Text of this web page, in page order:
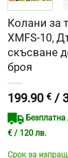
Колани за
XMFS-10,
скъсване
броя
199.90 € /
€ / 120 лв.
Срок за